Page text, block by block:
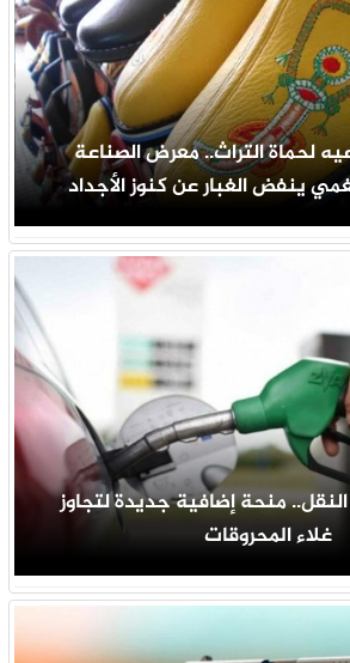
لحماة التراث.. معرض الصناعة
ينفض الغبار عن كنوز الأجداد
منحة إضافية جديدة لتجاوز
غلاء المحروقات